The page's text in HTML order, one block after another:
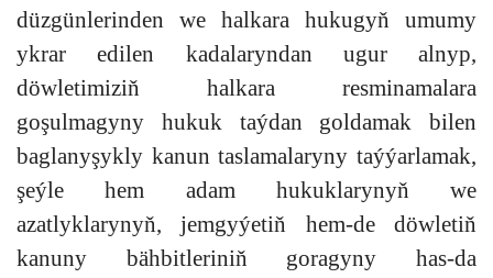
düzgünlerinden we halkara hukugyň umumy
ykrar edilen kadalaryndan ugur alnyp,
döwletimiziň halkara resminamalara
goşulmagyny hukuk taýdan goldamak bilen
baglanyşykly kanun taslamalaryny taýýarlamak,
şeýle hem adam hukuklarynyň we
azatlyklarynyň, jemgyýetiň hem-de döwletiň
kanuny bähbitleriniň goragyny has-da